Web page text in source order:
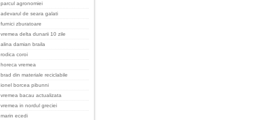
parcul agronomiei
adevarul de seara galati
furnici zburatoare
vremea delta dunarii 10 zile
alina damian braila
rodica coroi
horeca vremea
brad din materiale reciclabile
ionel borcea pibunni
vremea bacau actualizata
vremea in nordul greciei
marin ecedi